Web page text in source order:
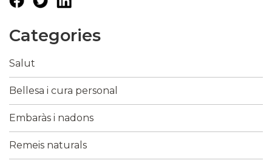
Categories
Salut
Bellesa i cura personal
Embaràs i nadons
Remeis naturals